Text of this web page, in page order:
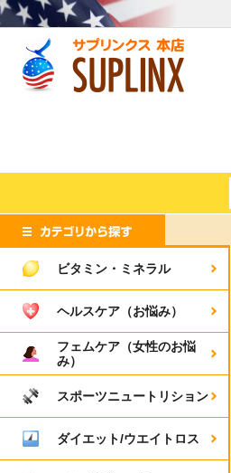
ビタミン・ミネラル
ヘルスケア（お悩み）
フェムケア（女性のお悩
み）
スポーツニュートリション
ダイエット/ウエイトロス